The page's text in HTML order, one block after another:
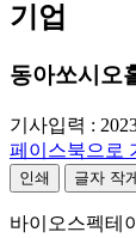
기업
동아쏘시오
기사입력 :
페이스북으로
인쇄 글자 작
바이오스펙테